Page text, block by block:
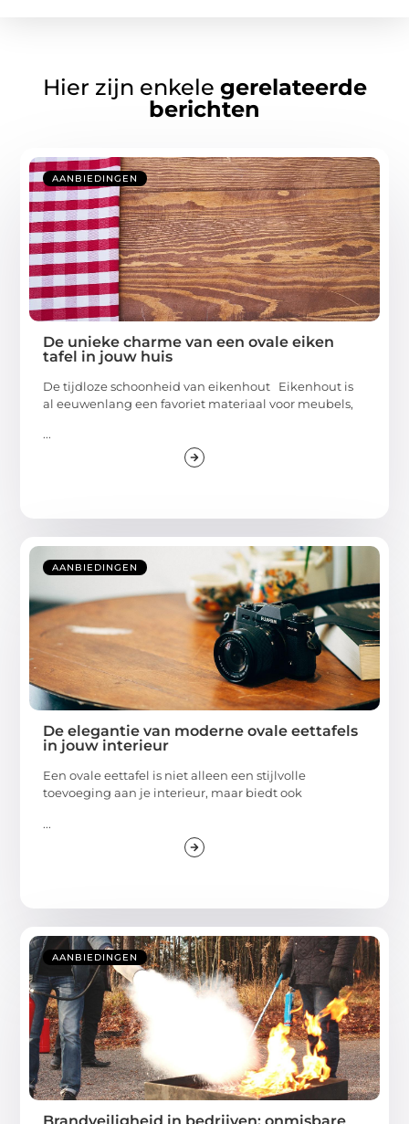
Hier zijn enkele gerelateerde
berichten
AANBIEDINGEN
De unieke charme van een ovale eiken
tafel in jouw huis
De tijdloze schoonheid van eikenhout Eikenhout is
al eeuwenlang een favoriet materiaal voor meubels,
...
AANBIEDINGEN
De elegantie van moderne ovale eettafels
in jouw interieur
Een ovale eettafel is niet alleen een stijlvolle
toevoeging aan je interieur, maar biedt ook
...
AANBIEDINGEN